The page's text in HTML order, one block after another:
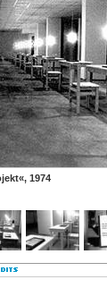
1974